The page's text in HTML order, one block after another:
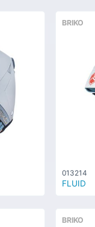
BRIKO
013214
FLUID
BRIKO